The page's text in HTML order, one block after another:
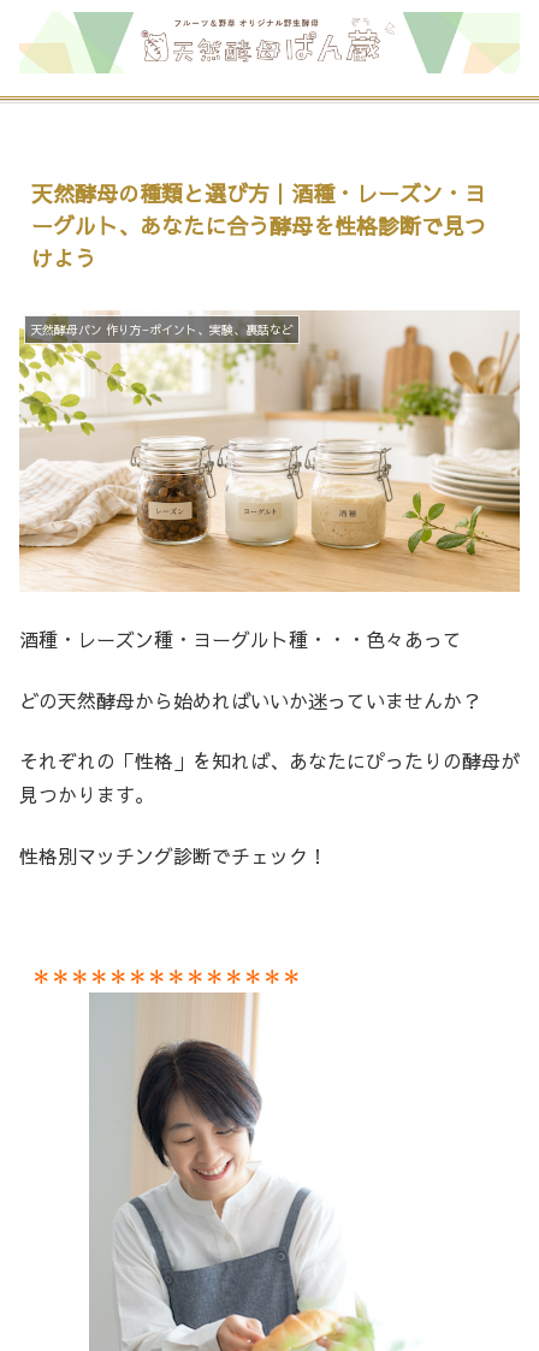
天然酵母の種類と選び方｜酒種・レーズン・ヨ
ーグルト、あなたに合う酵母を性格診断で見つ
けよう
天然酵母パン 作り方−ポイント、実験、裏話など
酒種・レーズン種・ヨーグルト種・・・色々あって
どの天然酵母から始めればいいか迷っていませんか？
それぞれの「性格」を知れば、あなたにぴったりの酵母が
見つかります。
性格別マッチング診断でチェック！
＊＊＊＊＊＊＊＊＊＊＊＊＊＊